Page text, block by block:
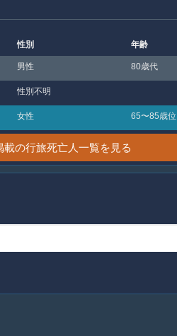
性別 年齢
男性 80歳代
性別不明
女性 65〜85歳位
載の行旅死亡人一覧を見る